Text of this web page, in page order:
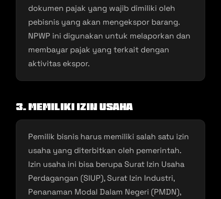
dokumen pajak yang wajib dimiliki oleh
pebisnis yang akan mengekspor barang.
NPWP ini digunakan untuk melaporkan dan
membayar pajak yang terkait dengan
aktivitas ekspor.
3. Memiliki Izin Usaha
Pemilik bisnis harus memiliki salah satu izin
usaha yang diterbitkan oleh pemerintah.
Izin usaha ini bisa berupa Surat Izin Usaha
Perdagangan (SIUP), Surat Izin Industri,
Penanaman Modal Dalam Negeri (PMDN),